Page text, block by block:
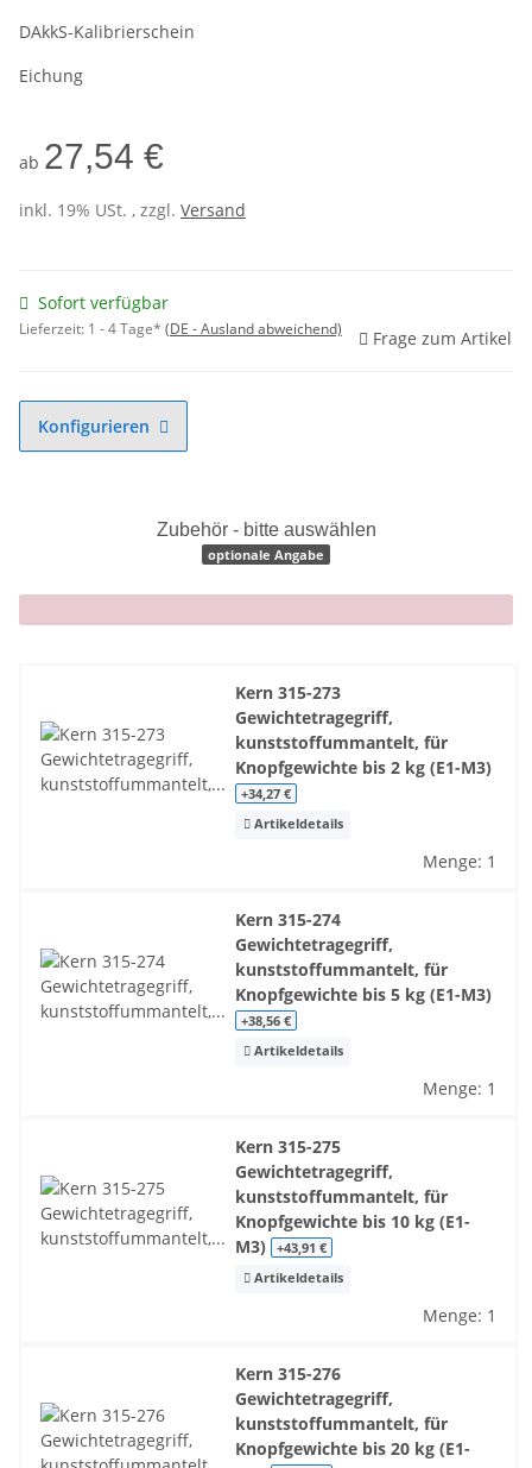
DAkkS-Kalibrierschein
Eichung
ab 27,54 €
inkl. 19% USt. , zzgl. Versand
Sofort verfügbar
Lieferzeit: 1 - 4 Tage* (DE - Ausland abweichend) Frage zum Artikel
Konfigurieren
Zubehör - bitte auswählen
optionale Angabe
x
Kern 315-273
Gewichtetragegriff,
kunststoffummantelt, für
Knopfgewichte bis 2 kg (E1-M3)
+34,27 €
Artikeldetails
Menge: 1
Kern 315-274
Gewichtetragegriff,
kunststoffummantelt, für
Knopfgewichte bis 5 kg (E1-M3)
+38,56 €
Artikeldetails
Menge: 1
Kern 315-275
Gewichtetragegriff,
kunststoffummantelt, für
Knopfgewichte bis 10 kg (E1-
M3)
+43,91 €
Artikeldetails
Menge: 1
Kern 315-276
Gewichtetragegriff,
kunststoffummantelt, für
Knopfgewichte bis 20 kg (E1-